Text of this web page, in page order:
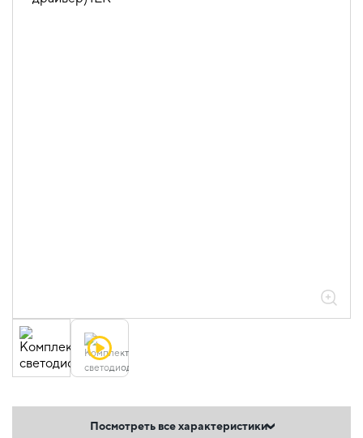
Посмотреть все характеристики